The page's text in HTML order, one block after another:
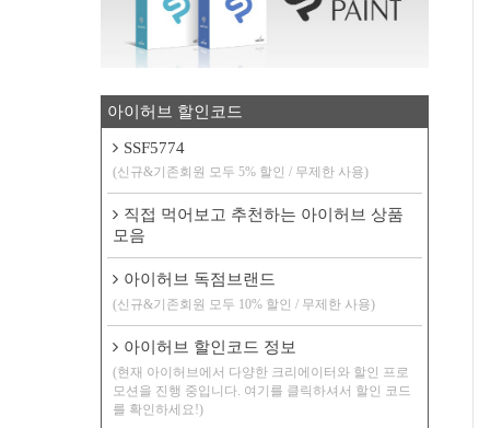
아이허브 할인코드
SSF5774
(신규&기존회원 모두 5% 할인 / 무제한 사용)
직접 먹어보고 추천하는 아이허브 상품
모음
아이허브 독점브랜드
(신규&기존회원 모두 10% 할인 / 무제한 사용)
아이허브 할인코드 정보
(현재 아이허브에서 다양한 크리에이터와 할인 프로
모션을 진행 중입니다. 여기를 클릭하셔서 할인 코드
를 확인하세요!)